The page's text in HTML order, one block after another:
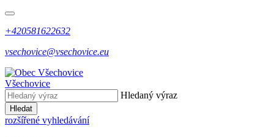
+420581622632
vsechovice@vsechovice.eu
Všechovice
Hledaný výraz
Hledat
rozšířené vyhledávání